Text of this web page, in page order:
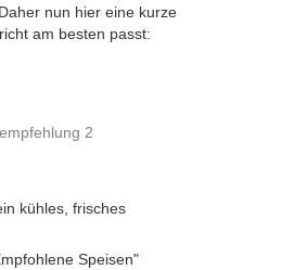
nun hier eine kurze
am besten passt:
2
kühles, frisches
Speisen"